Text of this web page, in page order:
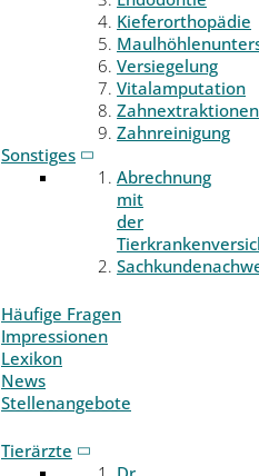
Kieferorthopädie
Versiegelung
Vitalamputation
Zahnextraktionen
Zahnreinigung
Sonstiges
Abrechnung
mit
der
Häufige Fragen
Impressionen
Lexikon
News
Stellenangebote
Tierärzte